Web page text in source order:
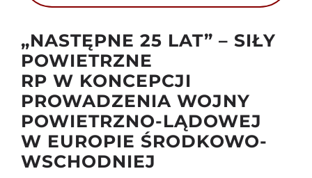
„NASTĘPNE 25 LAT” – SIŁY
POWIETRZNE
RP W KONCEPCJI
PROWADZENIA WOJNY
POWIETRZNO-LĄDOWEJ
W EUROPIE ŚRODKOWO-
WSCHODNIEJ